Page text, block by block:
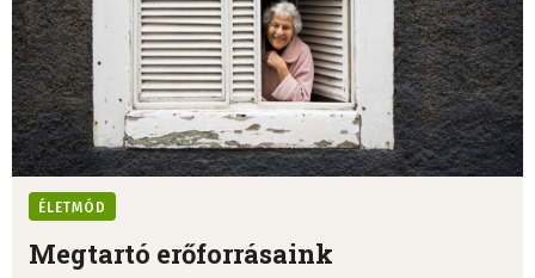
ÉLETMÓD
Megtartó erőforrásaink